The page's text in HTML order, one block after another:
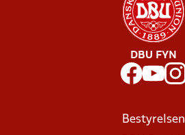
DBU FYN
Bestyrelsen